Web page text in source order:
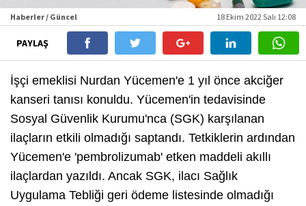
Haberler / Güncel 18 Ekim 2022 Salı 12:08
PAYLAŞ
İşçi emeklisi Nurdan Yücemen'e 1 yıl önce akciğer
kanseri tanısı konuldu. Yücemen'in tedavisinde
Sosyal Güvenlik Kurumu'nca (SGK) karşılanan
ilaçların etkili olmadığı saptandı. Tetkiklerin ardından
Yücemen'e 'pembrolizumab' etken maddeli akıllı
ilaçlardan yazıldı. Ancak SGK, ilacı Sağlık
Uygulama Tebliği geri ödeme listesinde olmadığı